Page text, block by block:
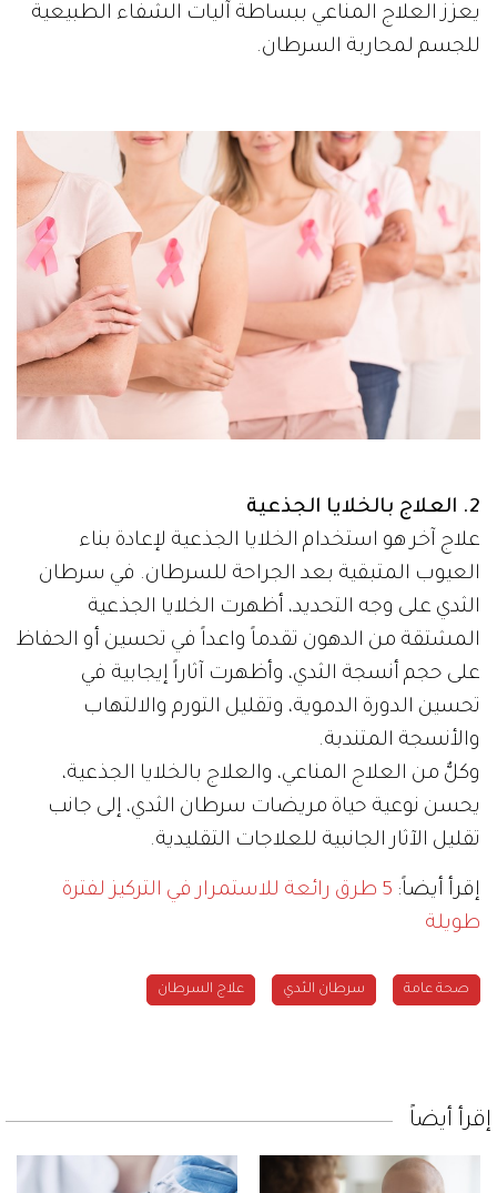
يعزز العلاج المناعي ببساطة آليات الشفاء الطبيعية
للجسم لمحاربة السرطان.
2. العلاج بالخلايا الجذعية
علاج آخر هو استخدام الخلايا الجذعية لإعادة بناء
العيوب المتبقية بعد الجراحة للسرطان. في سرطان
الثدي على وجه التحديد، أظهرت الخلايا الجذعية
المشتقة من الدهون تقدماً واعداً في تحسين أو الحفاظ
على حجم أنسجة الثدي، وأظهرت آثاراً إيجابية في
تحسين الدورة الدموية، وتقليل التورم والالتهاب
والأنسجة المتندبة.
وكلٌّ من العلاج المناعي، والعلاج بالخلايا الجذعية،
يحسن نوعية حياة مريضات سرطان الثدي، إلى جانب
تقليل الآثار الجانبية للعلاجات التقليدية.
إقرأ أيضاً:
5 طرق رائعة للاستمرار في التركيز لفترة
طويلة
صحة عامة سرطان الثدي علاج السرطان
إقرأ أيضاً